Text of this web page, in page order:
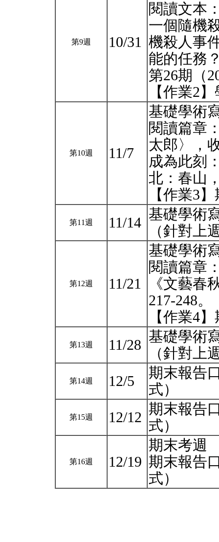
第9週 10/31
閱讀文本
一個隨機
機殺人事
能的任務
第26期（
【作業2
第10週 11/7
基礎學術
閱讀篇章
太郎〉，
成為此刻
北：春山
【作業3
第11週 11/14 基礎學術
（針對上
第12週 11/21
基礎學術
閱讀篇章
《文藝春
217-248。
【作業4
第13週 11/28 基礎學術
（針對上
第14週 12/5
期末報告
式）
第15週 12/12 期末報告
式）
第16週 12/19
期末考週
期末報告
式）